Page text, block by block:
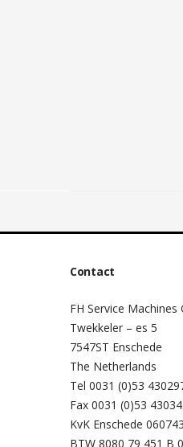
Contact
FH Service Machines
Twekkeler – es 5
7547ST Enschede
The Netherlands
Tel 0031 (0)53
Fax 0031 (0)53
KvK Enschede
BTW 8080 79 451 B